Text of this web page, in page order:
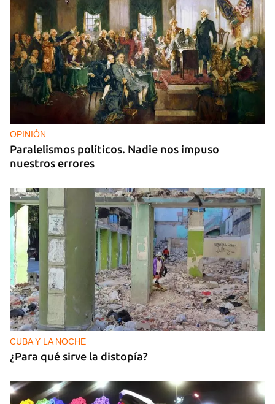
OPINIÓN
Paralelismos políticos. Nadie nos impuso
nuestros errores
CUBA Y LA NOCHE
¿Para qué sirve la distopía?